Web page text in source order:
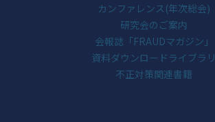
カンファレンス(年次総会)
研究会のご案内
会報誌「FRAUDマガジン」
資料ダウンロードライブラリ
不正対策関連書籍